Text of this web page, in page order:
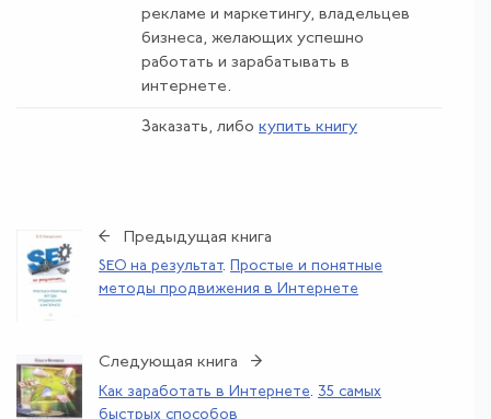
рекламе и маркетингу, владельцев
бизнеса, желающих успешно
работать и зарабатывать в
интернете.
Заказать, либо купить книгу
← Предыдущая книга
SEO на результат. Простые и понятные
методы продвижения в Интернете
Следующая книга →
Как заработать в Интернете. 35 самых
быстрых способов